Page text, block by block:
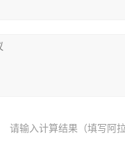
请输入计算结果（填写阿